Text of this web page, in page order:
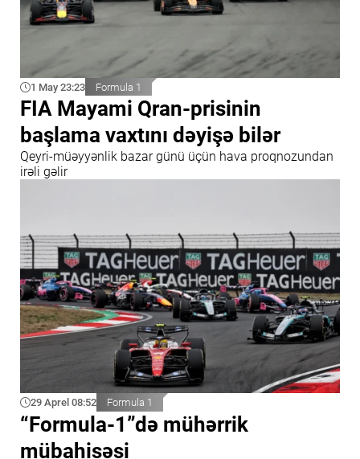
1 May 23:23 Formula 1
FIA Mayami Qran-prisinin
başlama vaxtını dəyişə bilər
Qeyri-müəyyənlik bazar günü üçün hava proqnozundan
irəli gəlir
29 Aprel 08:52 Formula 1
“Formula-1”də mühərrik
mübahisəsi